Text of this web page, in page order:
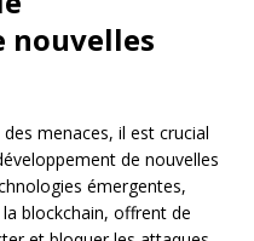
nouvelles
menaces, il est crucial
de nouvelles
émergentes,
blockchain, offrent de